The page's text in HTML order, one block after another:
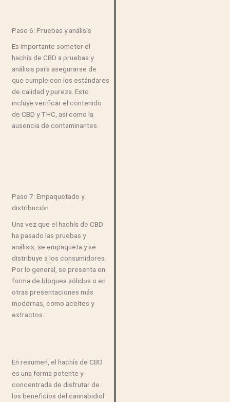
Paso 6: Pruebas y análisis
Es importante someter el
hachís de CBD a pruebas y
análisis para asegurarse de
que cumple con los estándares
de calidad y pureza. Esto
incluye verificar el contenido
de CBD y THC, así como la
ausencia de contaminantes.
Paso 7: Empaquetado y
distribución
Una vez que el hachís de CBD
ha pasado las pruebas y
análisis, se empaqueta y se
distribuye a los consumidores.
Por lo general, se presenta en
forma de bloques sólidos o en
otras presentaciones más
modernas, como aceites y
extractos.
En resumen, el hachís de CBD
es una forma potente y
concentrada de disfrutar de
los beneficios del cannabidiol